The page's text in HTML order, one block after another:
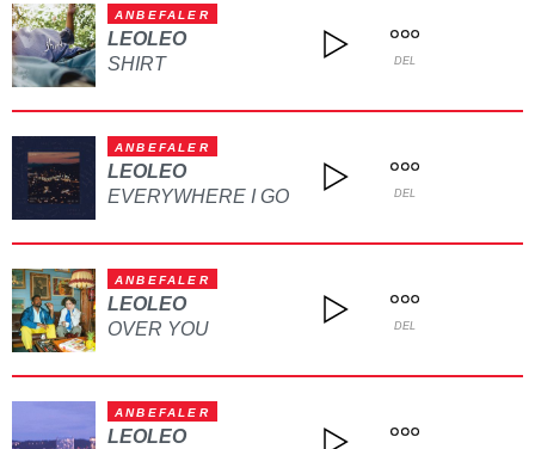
ANBEFALER
LEOLEO
SHIRT
DEL
ANBEFALER
LEOLEO
EVERYWHERE I GO
DEL
ANBEFALER
LEOLEO
OVER YOU
DEL
ANBEFALER
LEOLEO